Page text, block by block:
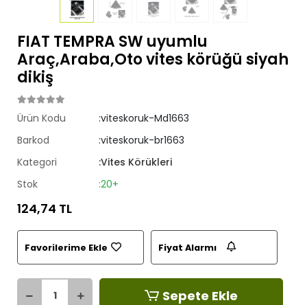
FIAT TEMPRA SW uyumlu
Araç,Araba,Oto vites körüğü siyah
dikiş
Ürün Kodu
:viteskoruk-Md1663
Barkod
:viteskoruk-br1663
Kategori
:Vites Körükleri
Stok
:20+
124,74 TL
Favorilerime Ekle Fiyat Alarmı
Sepete Ekle